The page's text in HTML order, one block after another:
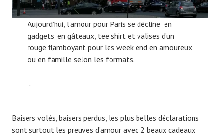
Aujourd’hui, l’amour pour Paris se décline en
gadgets, en gâteaux, tee shirt et valises d’un
rouge flamboyant pour les week end en amoureux
ou en famille selon les formats.
.
Baisers volés, baisers perdus, les plus belles déclarations
sont surtout les preuves d’amour avec 2 beaux cadeaux